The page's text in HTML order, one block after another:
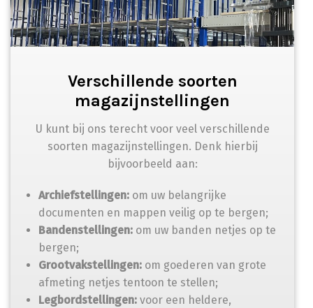
Verschillende soorten
magazijnstellingen
U kunt bij ons terecht voor veel verschillende
soorten magazijnstellingen. Denk hierbij
bijvoorbeeld aan:
Archiefstellingen: om uw belangrijke
documenten en mappen veilig op te bergen;
Bandenstellingen: om uw banden netjes op te
bergen;
Grootvakstellingen: om goederen van grote
afmeting netjes tentoon te stellen;
Legbordstellingen: voor een heldere,